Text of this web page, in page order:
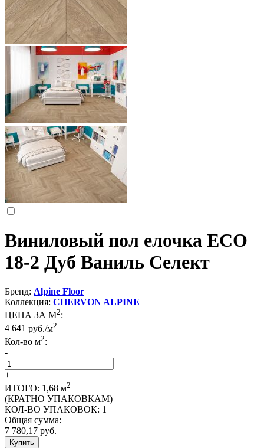
Виниловый пол елочка ECO
18-2 Дуб Ваниль Селект
Бренд: Alpine Floor
Коллекция: CHERVON ALPINE
ЦЕНА ЗА М2:
4 641 руб./м2
Кол-во м2:
-
+
ИТОГО: 1,68 м2
(КРАТНО УПАКОВКАМ)
КОЛ-ВО УПАКОВОК: 1
Общая сумма:
7 780,17 руб.
Купить